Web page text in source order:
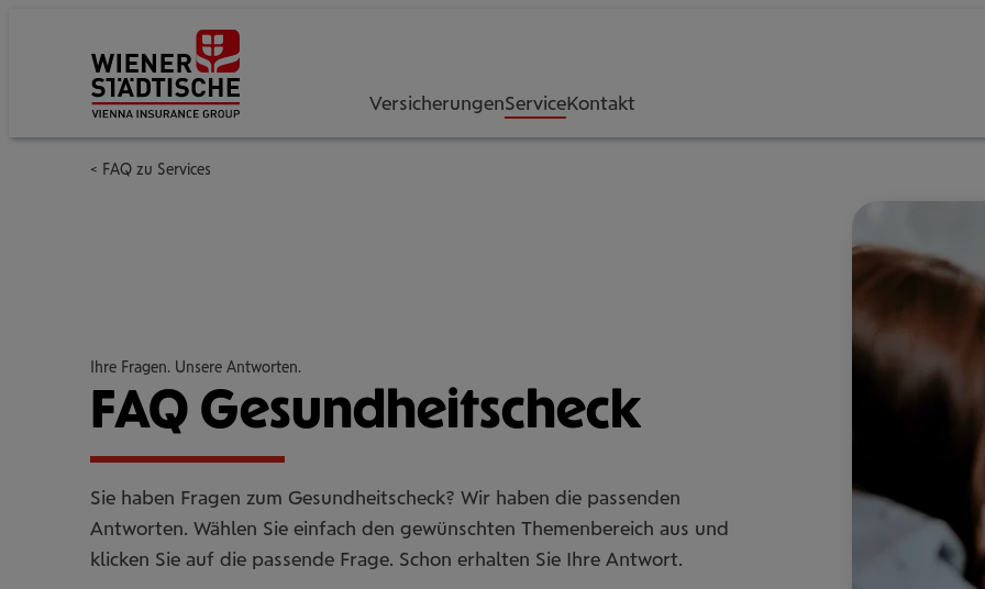
VersicherungenServiceKontakt
FAQ zu Services
Ihre Fragen. Unsere Antworten.
FAQ Gesund­heits­check
Sie haben Fragen zum Gesundheitscheck? Wir haben die passenden
Antworten. Wählen Sie einfach den gewünschten Themenbereich aus und
klicken Sie auf die passende Frage. Schon erhalten Sie Ihre Antwort.